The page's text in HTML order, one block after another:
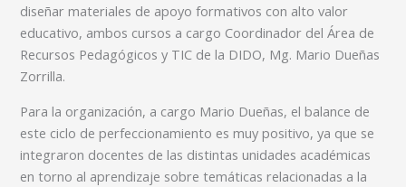
diseñar materiales de apoyo formativos con alto valor
educativo, ambos cursos a cargo Coordinador del Área de
Recursos Pedagógicos y TIC de la DIDO, Mg. Mario Dueñas
Zorrilla.
Para la organización, a cargo Mario Dueñas, el balance de
este ciclo de perfeccionamiento es muy positivo, ya que se
integraron docentes de las distintas unidades académicas
en torno al aprendizaje sobre temáticas relacionadas a la